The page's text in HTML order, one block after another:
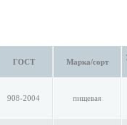
ГОСТ Марка/сорт
908-2004 пищевая